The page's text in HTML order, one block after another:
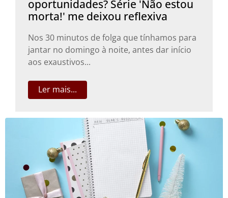
oportunidades? Série 'Não estou
morta!' me deixou reflexiva
Nos 30 minutos de folga que tínhamos para
jantar no domingo à noite, antes dar início
aos exaustivos...
Ler mais...